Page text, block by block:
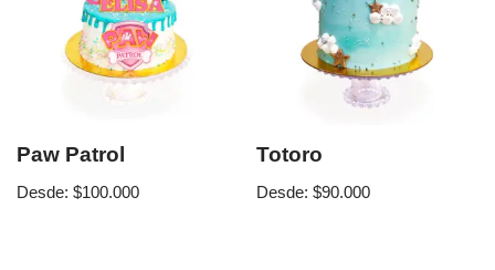
Paw Patrol
Desde: $100.000
Totoro
Desde:$90.000